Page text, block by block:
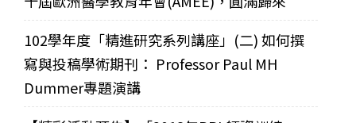
102學年度「精進研究系列講座」(二) 如何撰
寫與投稿學術期刊： Professor Paul MH
Dummer專題演講